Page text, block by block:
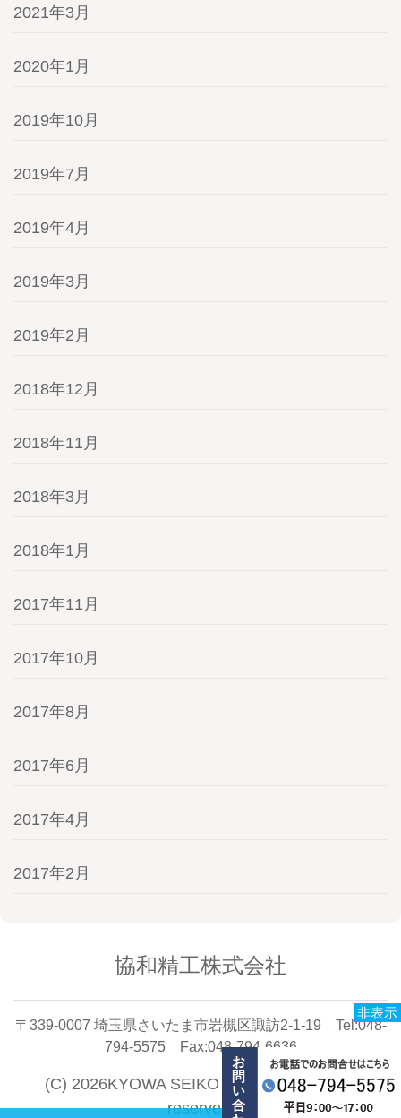
2021年3月
2020年1月
2019年10月
2019年7月
2019年4月
2019年3月
2019年2月
2018年12月
2018年11月
2018年3月
2018年1月
2017年11月
2017年10月
2017年8月
2017年6月
2017年4月
2017年2月
協和精工株式会社
〒339-0007 埼玉県さいたま市岩槻区諏訪2-1-19 Tel:048-
794-5575 Fax:048-794-6636
(C) 2026KYOWA SEIKO CO.,LTD. All rights
reserved.
非表示